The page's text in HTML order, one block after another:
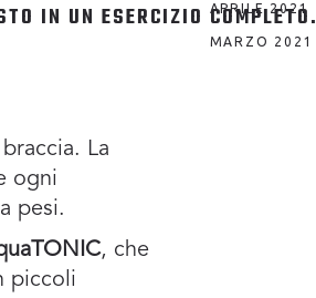
IN UN ESERCIZIO COMPLETO.
La
ogni
pesi.
, che
piccoli
APRILE 2021
MARZO 2021